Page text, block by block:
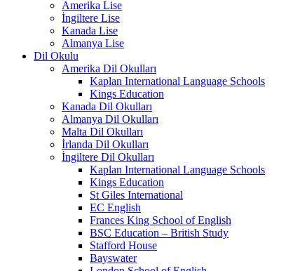
Amerika Lise
İngiltere Lise
Kanada Lise
Almanya Lise
Dil Okulu
Amerika Dil Okulları
Kaplan International Language Schools
Kings Education
Kanada Dil Okulları
Almanya Dil Okulları
Malta Dil Okulları
İrlanda Dil Okulları
İngiltere Dil Okulları
Kaplan International Language Schools
Kings Education
St Giles International
EC English
Frances King School of English
BSC Education – British Study
Stafford House
Bayswater